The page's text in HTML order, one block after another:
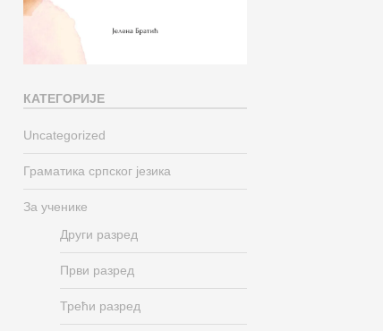
КАТЕГОРИЈЕ
Uncategorized
Граматика српског језика
За ученике
Други разред
Први разред
Трећи разред